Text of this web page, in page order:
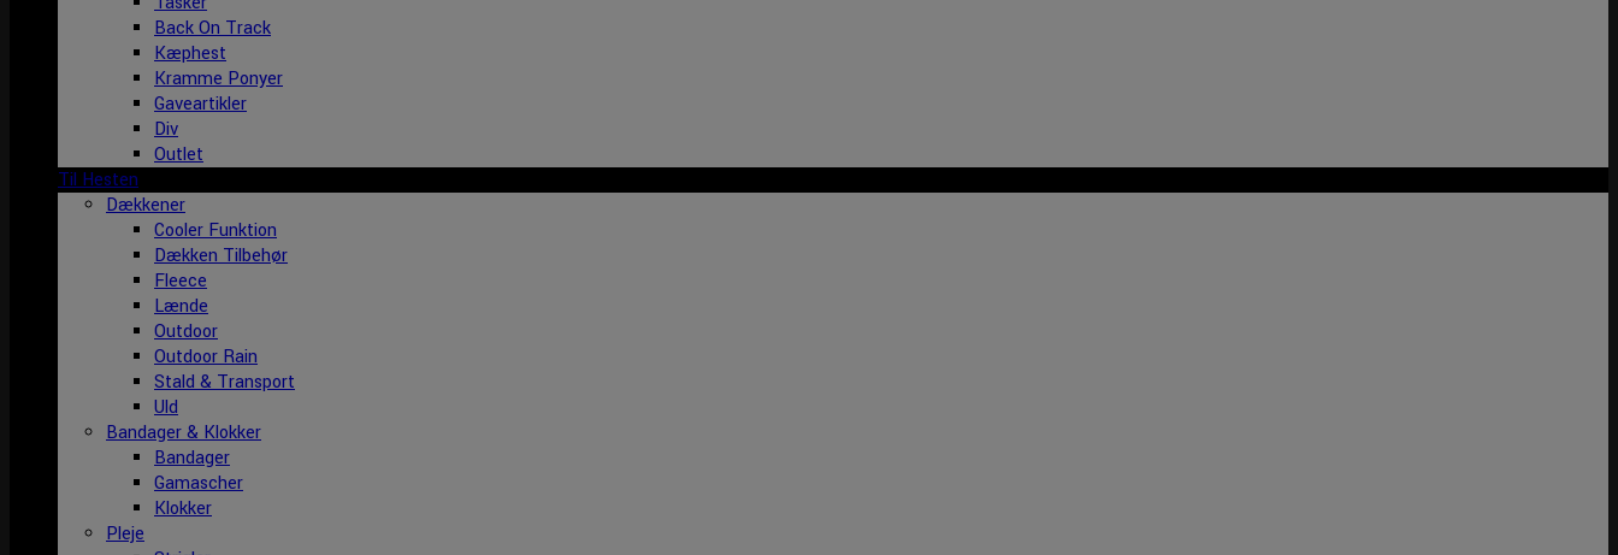
Back On Track
Kæphest
Kramme Ponyer
Gaveartikler
Div
Outlet
Til Hesten
Dækkener
Cooler Funktion
Dækken Tilbehør
Fleece
Lænde
Outdoor
Outdoor Rain
Stald & Transport
Uld
Bandager & Klokker
Bandager
Gamascher
Klokker
Pleje